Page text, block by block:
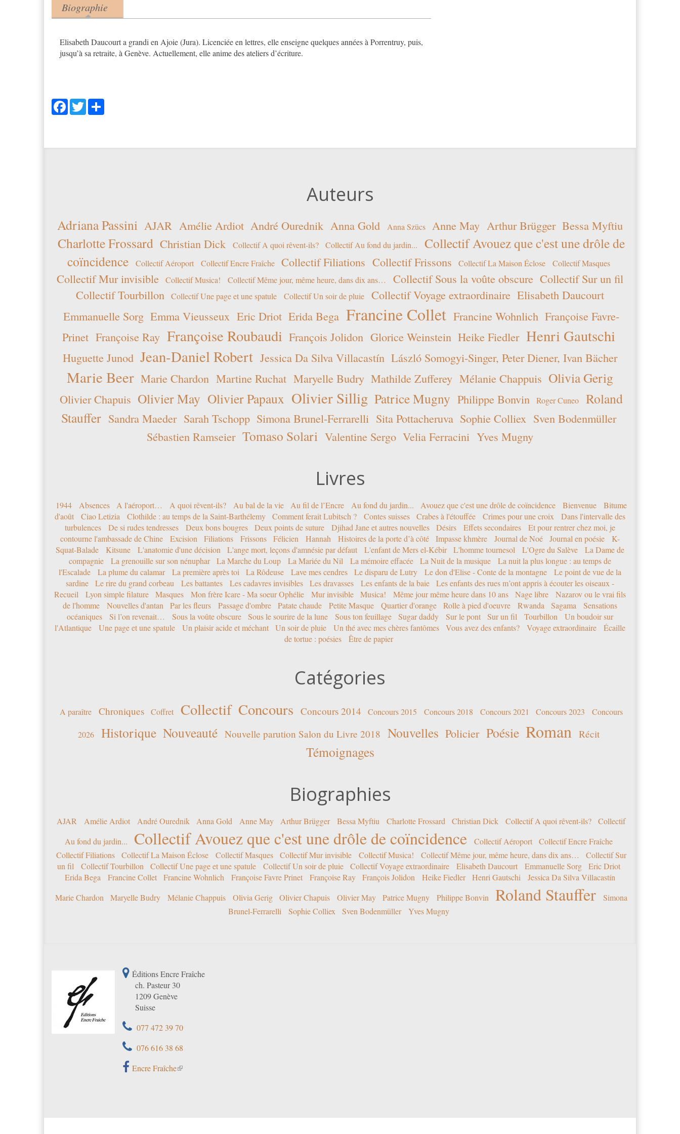
Product tabs
Biographie
(onglet actif)
Elisabeth Daucourt a grandi en Ajoie (Jura). Licenciée en lettres, elle enseigne quelques années à Porrentruy, puis,
jusqu’à sa retraite, à Genève. Actuellement, elle anime des ateliers d’écriture.
Facebook
Twitter
Auteurs
Adriana Passini AJAR Amélie Ardiot André Ourednik Anna Gold Anna Szücs Anne May Arthur Brügger Bessa Myftiu
Charlotte Frossard Christian Dick Collectif A quoi rêvent-ils? Collectif Au fond du jardin...
Collectif Avouez que c'est une drôle de
coïncidence
Collectif Aéroport Collectif Encre Fraîche Collectif Filiations Collectif Frissons Collectif La Maison Éclose Collectif Masques
Collectif Mur invisible Collectif Musica! Collectif Même jour, même heure, dans dix ans… Collectif Sous la voûte obscure Collectif Sur un fil
Collectif Tourbillon
Collectif Une page et une spatule Collectif Un soir de pluie Collectif Voyage extraordinaire Elisabeth Daucourt
Emmanuelle Sorg Emma Vieusseux Eric Driot Erida Bega Francine Collet Francine Wohnlich Françoise Favre-
Prinet Françoise Ray Françoise Roubaudi François Jolidon Glorice Weinstein Heike Fiedler Henri Gautschi
Huguette Junod Jean-Daniel Robert Jessica Da Silva Villacastín László Somogyi-Singer, Peter Diener, Ivan Bächer
Marie Beer Marie Chardon Martine Ruchat Maryelle Budry Mathilde Zufferey Mélanie Chappuis Olivia Gerig
Olivier Chapuis Olivier May Olivier Papaux Olivier Sillig Patrice Mugny Philippe Bonvin Roger Cuneo
Roland
Stauffer Sandra Maeder Sarah Tschopp Simona Brunel-Ferrarelli Sita Pottacheruva Sophie Colliex Sven Bodenmüller
Sébastien Ramseier Tomaso Solari Valentine Sergo Velia Ferracini Yves Mugny
Livres
1944 Absences A l'aéroport… A quoi rêvent-ils? Au bal de la vie Au fil de l’Encre Au fond du jardin... Avouez que c'est une drôle de coïncidence Bienvenue
Bitume
d'août
Ciao Letizia Clothilde : au temps de la Saint-Barthélemy Comment ferait Lubitsch ? Contes suisses Crabes à l'étouffée Crimes pour une croix
Dans l'intervalle des
turbulences
De si rudes tendresses Deux bons bougres Deux points de suture Djihad Jane et autres nouvelles Désirs Effets secondaires
Et pour rentrer chez moi, je
contourne l'ambassade de Chine
Excision Filiations Frissons Félicien Hannah Histoires de la porte d’à côté Impasse khmère Journal de Noé Journal en poésie
K-
Squat-Balade
Kitsune L'anatomie d'une décision L'ange mort, leçons d'amnésie par défaut L'enfant de Mers el-Kébir L'homme tournesol L'Ogre du Salève
La Dame de
compagnie
La grenouille sur son nénuphar La Marche du Loup La Mariée du Nil La mémoire effacée La Nuit de la musique
La nuit la plus longue : au temps de
l'Escalade
La plume du calamar La première après toi La Rôdeuse Lave mes cendres Le disparu de Lutry Le don d'Elise - Conte de la montagne
Le point de vue de la
sardine
Le rire du grand corbeau Les battantes Les cadavres invisibles Les dravasses Les enfants de la baie
Les enfants des rues m’ont appris à écouter les oiseaux -
Recueil
Lyon simple filature Masques Mon frère Icare - Ma soeur Ophélie Mur invisible Musica! Même jour même heure dans 10 ans Nage libre
Nazarov ou le vrai fils
de l'homme
Nouvelles d'antan Par les fleurs Passage d'ombre Patate chaude Petite Masque Quartier d'orange Rolle à pied d'oeuvre Rwanda Sagama
Sensations
océaniques
Si l’on revenait… Sous la voûte obscure Sous le sourire de la lune Sous ton feuillage Sugar daddy Sur le pont Sur un fil Tourbillon
Un boudoir sur
l'Atlantique
Une page et une spatule Un plaisir acide et méchant Un soir de pluie Un thé avec mes chères fantômes Vous avez des enfants? Voyage extraordinaire
Écaille
de tortue : poésies
Être de papier
Catégories
A paraître Chroniques Coffret Collectif Concours Concours 2014 Concours 2015 Concours 2018 Concours 2021 Concours 2023 Concours
2026 Historique Nouveauté Nouvelle parution Salon du Livre 2018 Nouvelles Policier Poésie Roman Récit
Témoignages
Biographies
AJAR Amélie Ardiot André Ourednik Anna Gold Anne May Arthur Brügger Bessa Myftiu Charlotte Frossard Christian Dick Collectif A quoi rêvent-ils?
Collectif
Au fond du jardin...
Collectif Avouez que c'est une drôle de coïncidence Collectif Aéroport
Collectif Encre Fraîche
Collectif Filiations
Collectif La Maison Éclose Collectif Masques Collectif Mur invisible Collectif Musica! Collectif Même jour, même heure, dans dix ans…
Collectif Sur
un fil
Collectif Tourbillon Collectif Une page et une spatule Collectif Un soir de pluie Collectif Voyage extraordinaire Elisabeth Daucourt Emmanuelle Sorg
Eric Driot
Erida Bega
Francine Collet Francine Wohnlich Françoise Favre Prinet Françoise Ray François Jolidon Heike Fiedler Henri Gautschi
Jessica Da Silva Villacastín
Marie Chardon
Maryelle Budry Mélanie Chappuis Olivia Gerig Olivier Chapuis Olivier May Patrice Mugny Philippe Bonvin Roland Stauffer
Simona
Brunel-Ferrarelli
Sophie Colliex Sven Bodenmüller Yves Mugny
Éditions Encre Fraîche
ch. Pasteur 30
1209 Genève
Suisse
077 472 39 70
076 616 38 68
Encre Fraîche